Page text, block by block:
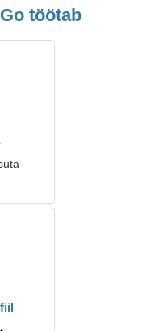
töötab